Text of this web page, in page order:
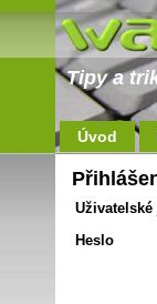
Tipy a
Úvod
Heslo